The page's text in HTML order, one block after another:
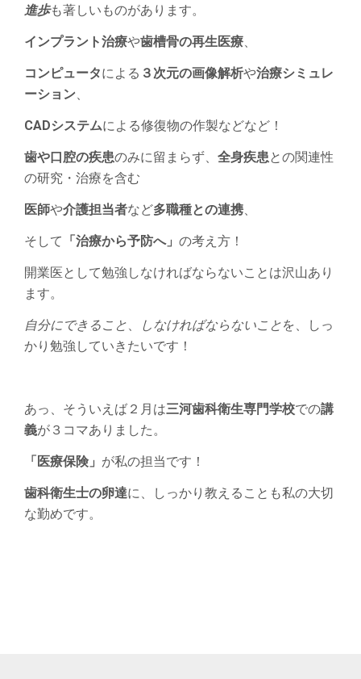
進歩も著しいものがあります。
インプラント治療や歯槽骨の再生医療、
コンピュータによる ３次元の画像解析や治療シミュレ
ーション、
CADシステムによる修復物の作製などなど！
歯や口腔の疾患のみに留まらず、 全身疾患との関連性
の研究・治療を含む
医師や介護担当者など多職種との連携、
そして 「治療から予防へ」 の考え方！
開業医として勉強しなければならないことは沢山あり
ます。
自分にできること、 しなければならないことを、しっ
かり勉強していきたいです！
あっ、そういえば２月は三河歯科衛生専門学校での講
義が３コマありました。
「医療保険」 が私の担当です！
歯科衛生士の卵達に、しっかり教えることも私の大切
な勤めです。